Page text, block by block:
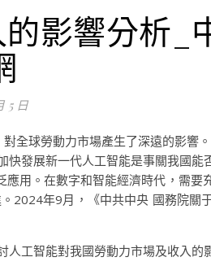
影響分析_
5 日
全球勞動力市場產生了深遠的影響
發展新一代人工智能是事關我國
用。在數字和智能經濟時代，需要
2024年9月，《中共中央 國務院關
工智能對我國勞動力市場及收入